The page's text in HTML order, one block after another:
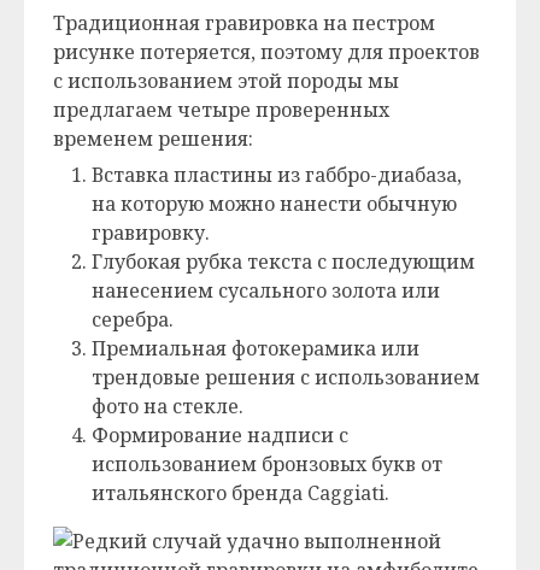
Традиционная гравировка на пестром
рисунке потеряется, поэтому для проектов
с использованием этой породы мы
предлагаем четыре проверенных
временем решения:
Вставка пластины из габбро-диабаза,
на которую можно нанести обычную
гравировку.
Глубокая рубка текста с последующим
нанесением сусального золота или
серебра.
Премиальная фотокерамика или
трендовые решения с использованием
фото на стекле.
Формирование надписи с
использованием бронзовых букв от
итальянского бренда Caggiati.